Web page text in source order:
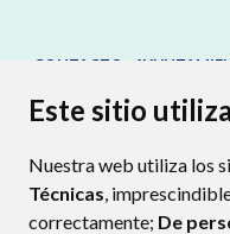
Este sitio
Nuestra web utiliza los
Técnicas,
correctamente; De
CONTACTO -
AVISO LEGAL